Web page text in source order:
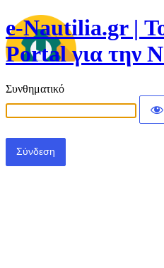
e-Nautilia.gr |
Portal για την
Συνθηματικό